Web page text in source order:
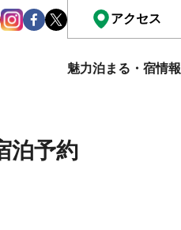
アクセス
魅力泊まる・宿情報
泊予約